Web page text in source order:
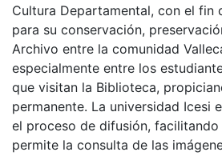
Cultura Departamental, con el fin
para su conservación,
Archivo entre la comunidad
especialmente entre los
que visitan la Biblioteca,
permanente. La universidad Icesi
el proceso de difusión,
permite la consulta de las